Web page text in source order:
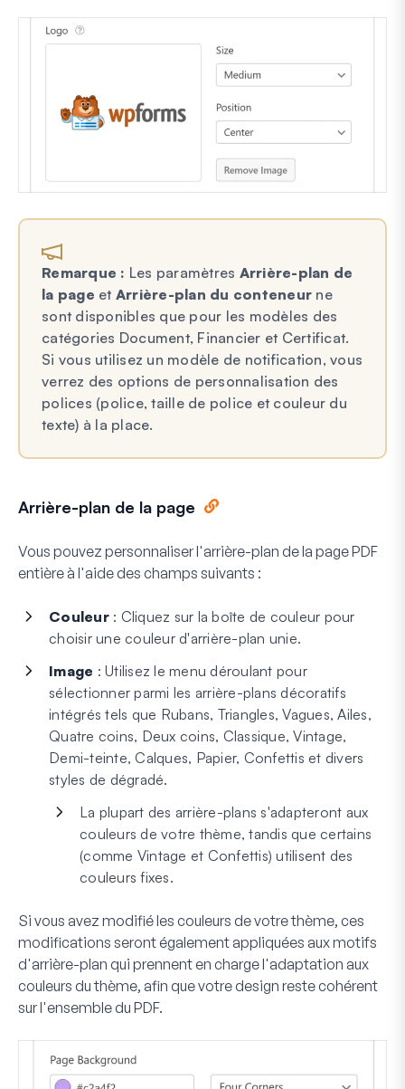
Remarque : Les paramètres Arrière-plan de
la page et Arrière-plan du conteneur ne
sont disponibles que pour les modèles des
catégories Document, Financier et Certificat.
Si vous utilisez un modèle de notification, vous
verrez des options de personnalisation des
polices (police, taille de police et couleur du
texte) à la place.
Arrière-plan de la page
Vous pouvez personnaliser l'arrière-plan de la page PDF
entière à l'aide des champs suivants :
Couleur: Cliquez sur la boîte de couleur pour
choisir une couleur d'arrière-plan unie.
Image : Utilisez le menu déroulant pour
sélectionner parmi les arrière-plans décoratifs
intégrés tels que Rubans, Triangles, Vagues, Ailes,
Quatre coins, Deux coins, Classique, Vintage,
Demi-teinte, Calques, Papier, Confettis et divers
styles de dégradé.
La plupart des arrière-plans s'adapteront aux
couleurs de votre thème, tandis que certains
(comme Vintage et Confettis) utilisent des
couleurs fixes.
Si vous avez modifié les couleurs de votre thème, ces
modifications seront également appliquées aux motifs
d'arrière-plan qui prennent en charge l'adaptation aux
couleurs du thème, afin que votre design reste cohérent
sur l'ensemble du PDF.